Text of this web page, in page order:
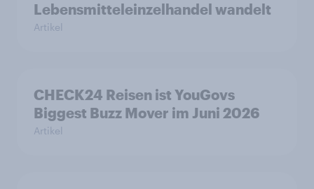
Lebensmitteleinzelhandel wandelt
Artikel
CHECK24 Reisen ist YouGovs
Biggest Buzz Mover im Juni 2026
Artikel